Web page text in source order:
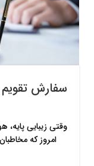
سفارش تقویم
وقتی زیبایی پایه،
امروز که